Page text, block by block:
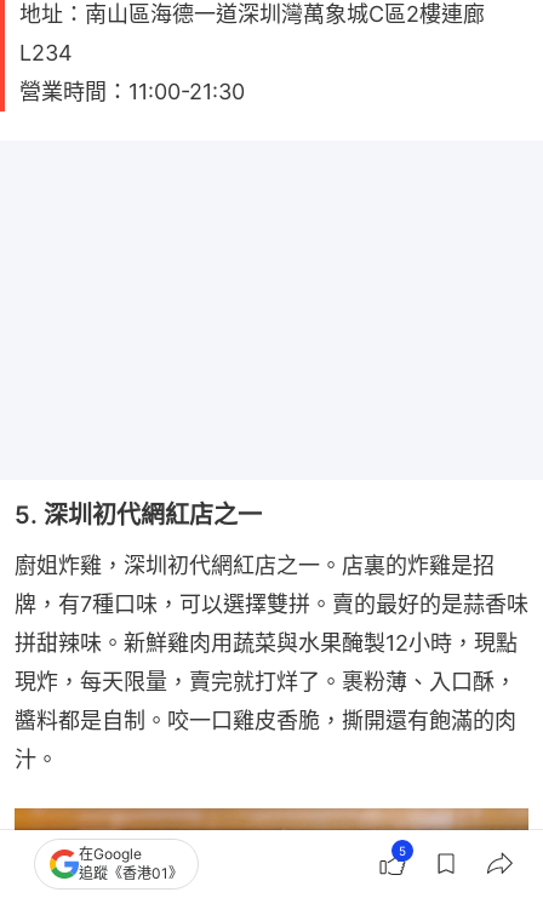
地址：南山區海德一道深圳灣萬象城C區2樓連廊
L234
營業時間：11:00-21:30
5. 深圳初代網紅店之一
廚姐炸雞，深圳初代網紅店之一。店裏的炸雞是招
牌，有7種口味，可以選擇雙拼。賣的最好的是蒜香味
拼甜辣味。新鮮雞肉用蔬菜與水果醃製12小時，現點
現炸，每天限量，賣完就打烊了。裹粉薄、入口酥，
醬料都是自制。咬一口雞皮香脆，撕開還有飽滿的肉
汁。
在Google
追蹤《香港01》
5